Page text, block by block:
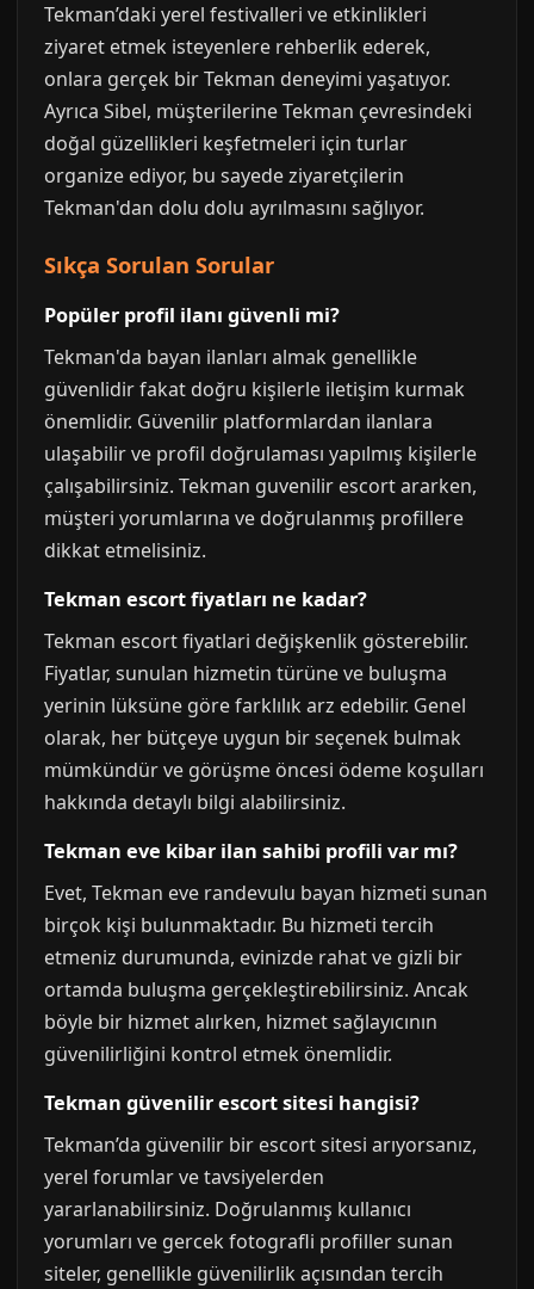
Tekman’daki yerel festivalleri ve etkinlikleri
ziyaret etmek isteyenlere rehberlik ederek,
onlara gerçek bir Tekman deneyimi yaşatıyor.
Ayrıca Sibel, müşterilerine Tekman çevresindeki
doğal güzellikleri keşfetmeleri için turlar
organize ediyor, bu sayede ziyaretçilerin
Tekman'dan dolu dolu ayrılmasını sağlıyor.
Sıkça Sorulan Sorular
Popüler profil ilanı güvenli mi?
Tekman'da bayan ilanları almak genellikle
güvenlidir fakat doğru kişilerle iletişim kurmak
önemlidir. Güvenilir platformlardan ilanlara
ulaşabilir ve profil doğrulaması yapılmış kişilerle
çalışabilirsiniz. Tekman guvenilir escort ararken,
müşteri yorumlarına ve doğrulanmış profillere
dikkat etmelisiniz.
Tekman escort fiyatları ne kadar?
Tekman escort fiyatlari değişkenlik gösterebilir.
Fiyatlar, sunulan hizmetin türüne ve buluşma
yerinin lüksüne göre farklılık arz edebilir. Genel
olarak, her bütçeye uygun bir seçenek bulmak
mümkündür ve görüşme öncesi ödeme koşulları
hakkında detaylı bilgi alabilirsiniz.
Tekman eve kibar ilan sahibi profili var mı?
Evet, Tekman eve randevulu bayan hizmeti sunan
birçok kişi bulunmaktadır. Bu hizmeti tercih
etmeniz durumunda, evinizde rahat ve gizli bir
ortamda buluşma gerçekleştirebilirsiniz. Ancak
böyle bir hizmet alırken, hizmet sağlayıcının
güvenilirliğini kontrol etmek önemlidir.
Tekman güvenilir escort sitesi hangisi?
Tekman’da güvenilir bir escort sitesi arıyorsanız,
yerel forumlar ve tavsiyelerden
yararlanabilirsiniz. Doğrulanmış kullanıcı
yorumları ve gercek fotografli profiller sunan
siteler, genellikle güvenilirlik açısından tercih